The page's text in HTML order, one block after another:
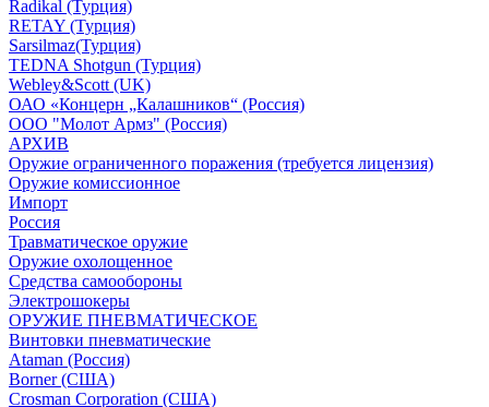
Radikal (Турция)
RETAY (Турция)
Sarsilmaz(Турция)
TEDNA Shotgun (Турция)
Webley&Scott (UK)
ОАО «Концерн „Калашников“ (Россия)
ООО "Молот Армз" (Россия)
АРХИВ
Оружие ограниченного поражения (требуется лицензия)
Оружие комиссионное
Импорт
Россия
Травматическое оружие
Оружие охолощенное
Средства самообороны
Электрошокеры
ОРУЖИЕ ПНЕВМАТИЧЕСКОЕ
Винтовки пневматические
Ataman (Россия)
Borner (США)
Crosman Corporation (США)